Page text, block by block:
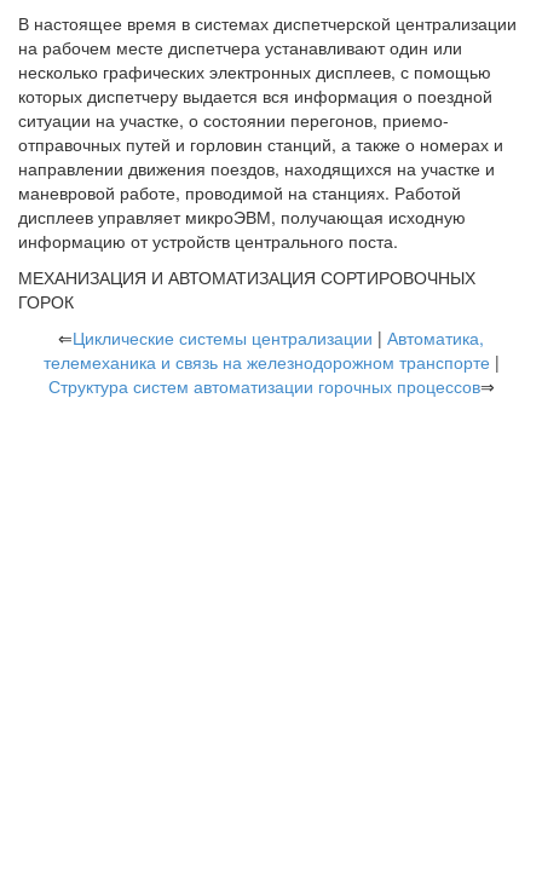
В настоящее время в системах диспетчерской централизации
на рабочем месте диспетчера устанавливают один или
несколько графических электронных дисплеев, с помощью
которых диспетчеру выдается вся информация о поездной
ситуации на участке, о состоянии перегонов, приемо-
отправочных путей и горловин станций, а также о номерах и
направлении движения поездов, находящихся на участке и
маневровой работе, проводимой на станциях. Работой
дисплеев управляет микроЭВМ, получающая исходную
информацию от устройств центрального поста.
МЕХАНИЗАЦИЯ И АВТОМАТИЗАЦИЯ СОРТИРОВОЧНЫХ
ГОРОК
⇐Циклические системы централизации | Автоматика,
телемеханика и связь на железнодорожном транспорте |
Структура систем автоматизации горочных процессов⇒